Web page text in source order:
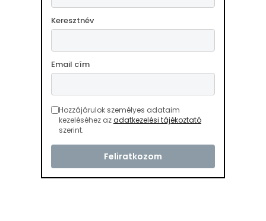
Keresztnév
Email cím
Hozzájárulok személyes adataim
kezeléséhez azadatkezelési tájékoztató
szerint.